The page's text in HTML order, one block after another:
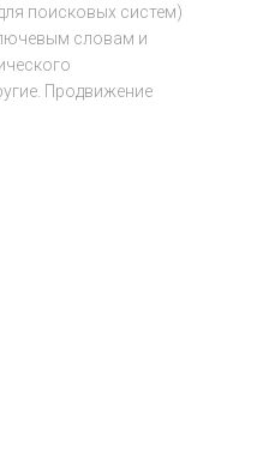
поисковых систем)
словам и
Продвижение